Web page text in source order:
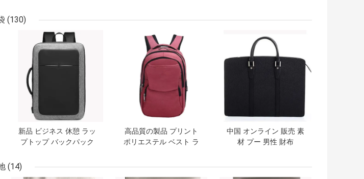
(130)
新品 ビジネス 休憩 ラッ
プトップ バックパック
ベストプライス
高品質の製品 プリント
ポリエステル ベスト ラ
ベストプライス
中国 オンライン 販売 素
材 プー 男性 財布
ベストプライス
(14)